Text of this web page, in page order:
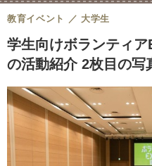
学生向けボランティ
の活動紹介 2枚目の写
教育イベント 大学生